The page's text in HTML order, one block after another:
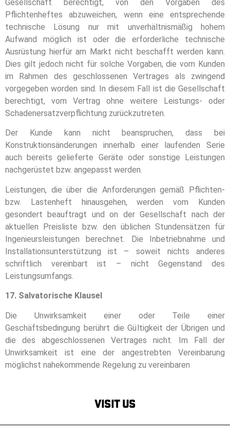
Gesellschaft berechtigt, von den Vorgaben des
Pflichtenheftes abzuweichen, wenn eine entsprechende
technische Lösung nur mit unverhältnismäßig hohem
Aufwand möglich ist oder die erforderliche technische
Ausrüstung hierfür am Markt nicht beschafft werden kann.
Dies gilt jedoch nicht für solche Vorgaben, die vom Kunden
im Rahmen des geschlossenen Vertrages als zwingend
vorgegeben worden sind. In diesem Fall ist die Gesellschaft
berechtigt, vom Vertrag ohne weitere Leistungs- oder
Schadenersatzverpflichtung zurückzutreten.
Der Kunde kann nicht beanspruchen, dass bei
Konstruktionsänderungen innerhalb einer laufenden Serie
auch bereits gelieferte Geräte oder sonstige Leistungen
nachgerüstet bzw. angepasst werden.
Leistungen, die über die Anforderungen gemäß Pflichten-
bzw. Lastenheft hinausgehen, werden vom Kunden
gesondert beauftragt und on der Gesellschaft nach der
aktuellen Preisliste bzw. den üblichen Stundensätzen für
Ingenieursleistungen berechnet. Die Inbetriebnahme und
Installationsunterstützung ist – soweit nichts anderes
schriftlich vereinbart ist – nicht Gegenstand des
Leistungsumfangs.
17. Salvatorische Klausel
Die Unwirksamkeit einer oder Teile einer
Geschäftsbedingung berührt die Gültigkeit der Übrigen und
die des abgeschlossenen Vertrages nicht. Im Fall der
Unwirksamkeit ist eine der angestrebten Vereinbarung
möglichst nahekommende Regelung zu vereinbaren
Visit Us